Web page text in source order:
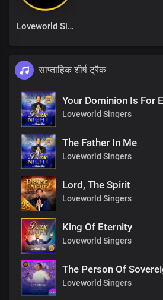
Loveworld Singers
साप्ताहिक शीर्ष ट्रैक
Your Dominion Is For
Loveworld Singers
The Father In Me
Loveworld Singers
Lord, The Spirit
Loveworld Singers
King Of Eternity
Loveworld Singers
The Person Of
Loveworld Singers